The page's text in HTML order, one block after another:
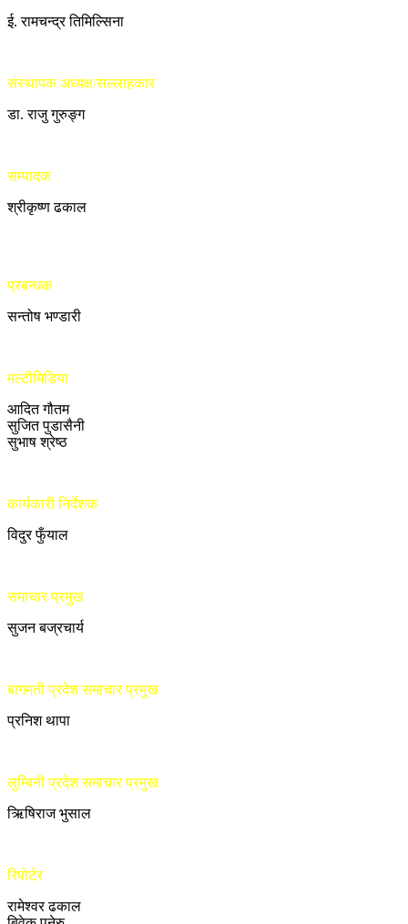
ई. रामचन्द्र तिमिल्सिना
संस्थापक अध्यक्ष/सल्लाहकार
डा. राजु गुरुङ्ग
सम्पादक
श्रीकृष्ण ढकाल
प्रबन्धक
सन्तोष भण्डारी
मल्टीमिडिया
आदित गौतम
सुजित पुडासैनी
सुभाष श्रेष्ठ
कार्यकारी निर्देशक
विदुर फुँयाल
समाचार प्रमुख
सुजन बज्रचार्य
बागमती प्रदेश समाचार प्रमुख
प्रनिश थापा
लुम्बिनी प्रदेश समाचार प्रमुख
ऋिषिराज भुसाल
रिपोर्टर
रामेश्वर ढकाल